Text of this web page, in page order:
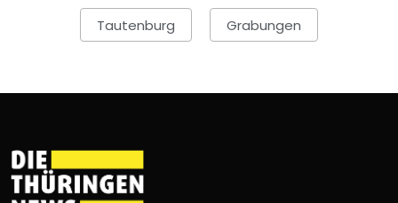
Tautenburg Grabungen